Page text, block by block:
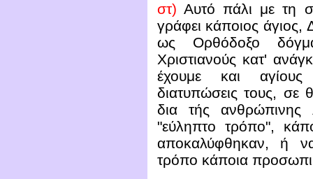
στ) Αυτό πάλι με τη
γράφει κάποιος άγιος,
ως Ορθόδοξο
Χριστιανούς κατ'
έχουμε και αγίους
διατυπώσεις τους,
δια τής ανθρώπινης
"εύληπτο τρόπο",
αποκαλύφθηκαν, ή
τρόπο κάποια